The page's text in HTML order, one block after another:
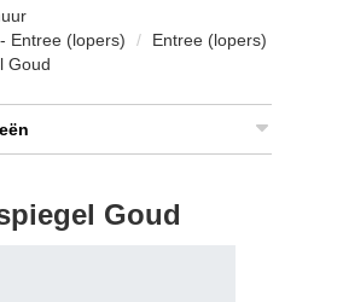
Entree (lopers)
Entree (lopers)
Goud
Goud